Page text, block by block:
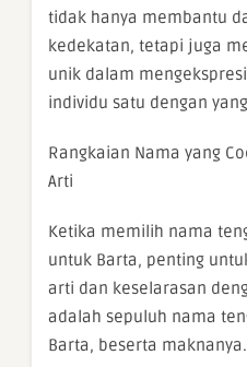
tidak hanya membantu
kedekatan, tetapi juga
unik dalam
individu satu dengan
Rangkaian Nama yang
Arti
Ketika memilih nama
untuk Barta, penting
arti dan keselarasan
adalah sepuluh nama
Barta, beserta maknanya.